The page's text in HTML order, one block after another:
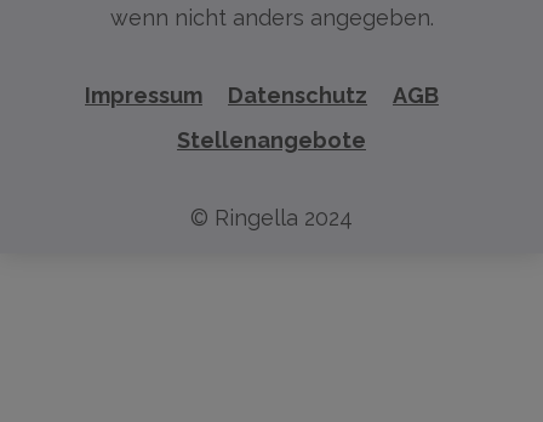
wenn nicht anders angegeben.
Impressum Datenschutz
AGB
Stellenangebote
© Ringella 2024